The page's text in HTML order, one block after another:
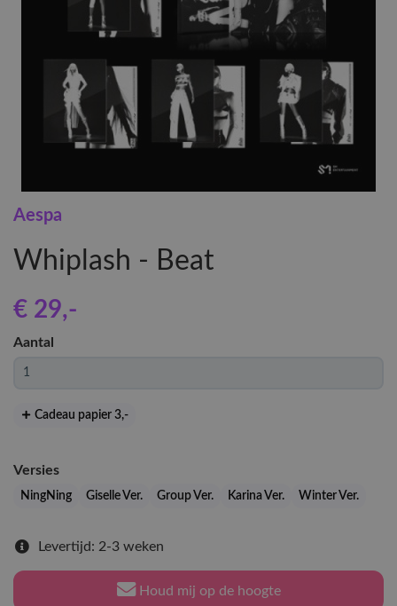
Aespa
Whiplash - Beat
€ 29,-
Aantal
Cadeau papier 3,-
Versies
NingNing Giselle Ver. Group Ver. Karina Ver. Winter Ver.
Levertijd: 2-3 weken
Houd mij op de hoogte